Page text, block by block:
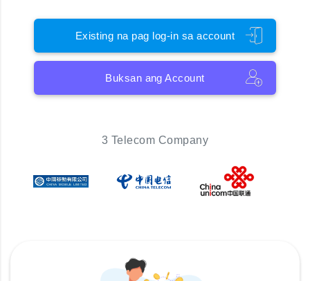
Existing na pag log-in sa account
Buksan ang Account
3 Telecom Company